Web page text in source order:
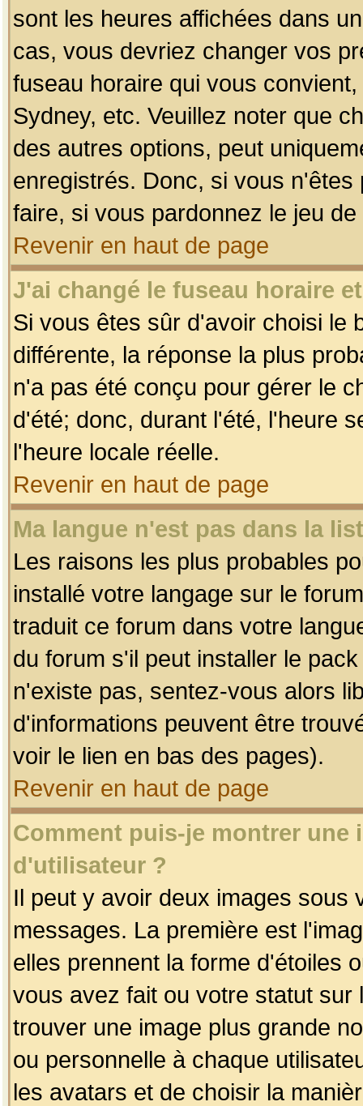
sont les heures affichées dans
cas, vous devriez changer vos
fuseau horaire qui vous
Sydney, etc. Veuillez noter que
des autres options, peut
enregistrés. Donc, si vous
faire, si vous pardonnez le jeu
Revenir en haut de page
J'ai changé le fuseau horaire
Si vous êtes sûr d'avoir choisi le
différente, la réponse la plus
n'a pas été conçu pour gérer le
d'été; donc, durant l'été, l'heure
l'heure locale réelle.
Revenir en haut de page
Ma langue n'est pas dans la
Les raisons les plus probables
installé votre langage sur le
traduit ce forum dans votre
du forum s'il peut installer le
n'existe pas, sentez-vous alors
d'informations peuvent être
voir le lien en bas des pages).
Revenir en haut de page
Comment puis-je montrer une
d'utilisateur ?
Il peut y avoir deux images sous
messages. La première est
elles prennent la forme d'étoiles
vous avez fait ou votre statut
trouver une image plus grande
ou personnelle à chaque
les avatars et de choisir la